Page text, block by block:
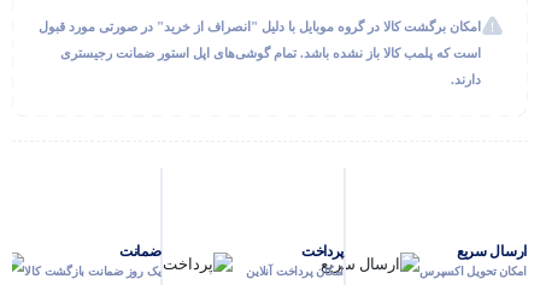
امکان برگشت کالا در گروه موبایل با دلیل "انصراف از خرید" در صورتی مورد قبول
است که پلمب کالا باز نشده باشد. تمام گوشی‌های اپل استور ضمانت رجیستری
دارند.
ارسال سریع
امکان تحویل اکسپرس
پرداخت
امکان پرداخت آنلاین
ضمانت
یک روز ضمانت بازگشت کالا